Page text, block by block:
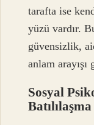
tarafta ise
yüzü vardır.
güvensizlik,
anlam
Sosyal
Batılılaşma